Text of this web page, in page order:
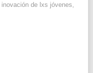
de lxs jóvenes,